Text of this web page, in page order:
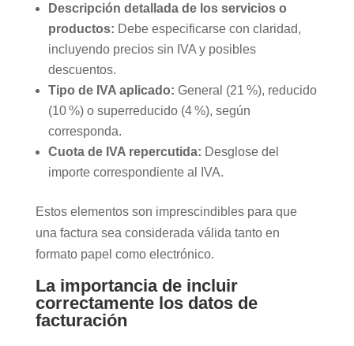
Descripción detallada de los servicios o
productos: Debe especificarse con claridad,
incluyendo precios sin IVA y posibles
descuentos.
Tipo de IVA aplicado: General (21 %), reducido
(10 %) o superreducido (4 %), según
corresponda.
Cuota de IVA repercutida: Desglose del
importe correspondiente al IVA.
Estos elementos son imprescindibles para que
una factura sea considerada válida tanto en
formato papel como electrónico.
La importancia de incluir
correctamente los datos de
facturación